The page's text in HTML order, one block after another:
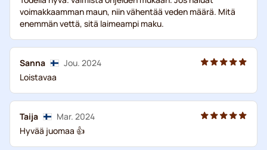
voimakkaamman maun, niin vähentää veden määrä. Mitä
enemmän vettä, sitä laimeampi maku.
Sanna
Jou. 2024
Loistavaa
Taija
Mar. 2024
Hyvää juomaa 👍